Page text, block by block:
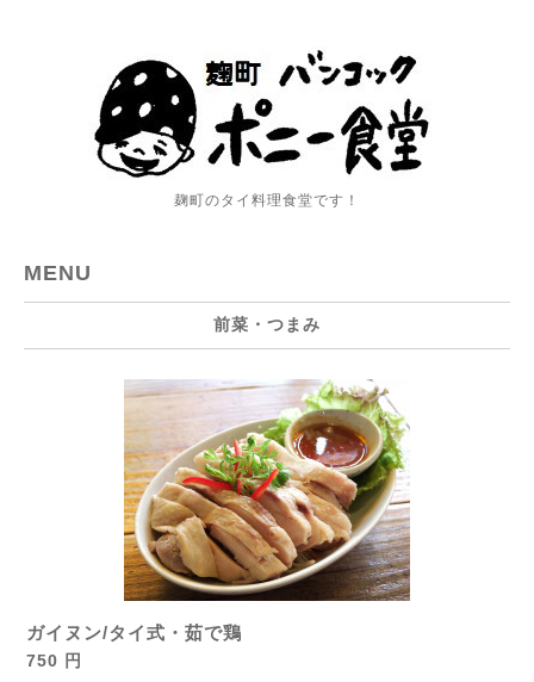
麹町のタイ料理食堂です！
MENU
前菜・つまみ
ガイヌン/タイ式・茹で鶏
750 円